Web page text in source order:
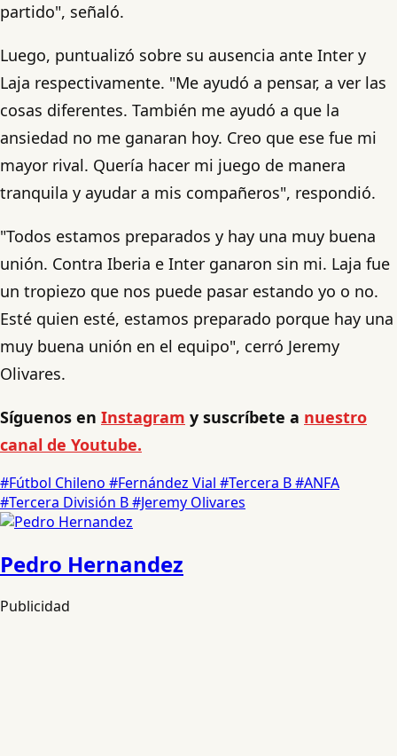
partido", señaló.
Luego, puntualizó sobre su ausencia ante Inter y
Laja respectivamente. "Me ayudó a pensar, a ver las
cosas diferentes. También me ayudó a que la
ansiedad no me ganaran hoy. Creo que ese fue mi
mayor rival. Quería hacer mi juego de manera
tranquila y ayudar a mis compañeros", respondió.
"Todos estamos preparados y hay una muy buena
unión. Contra Iberia e Inter ganaron sin mi. Laja fue
un tropiezo que nos puede pasar estando yo o no.
Esté quien esté, estamos preparado porque hay una
muy buena unión en el equipo", cerró Jeremy
Olivares.
Síguenos en Instagram y suscríbete a nuestro
canal de Youtube.
#Fútbol Chileno #Fernández Vial #Tercera B#ANFA
#Tercera División B#Jeremy Olivares
Pedro Hernandez
Publicidad